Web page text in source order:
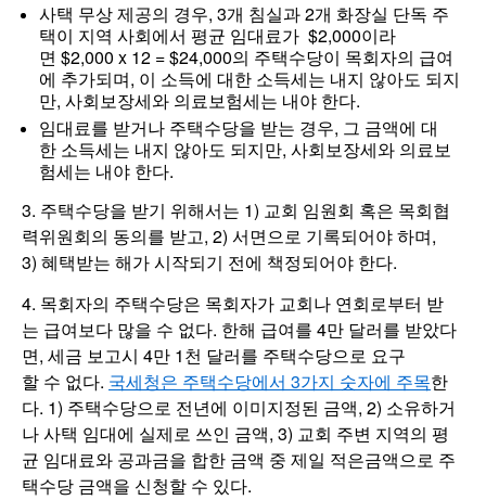
사택 무상 제공의 경우, 3개 침실과 2개 화장실 단독 주
택이 지역 사회에서 평균 임대료가 $2,000이라
면 $2,000 x 12 = $24,000의 주택수당이 목회자의 급여
에 추가되며, 이 소득에 대한 소득세는 내지 않아도 되지
만, 사회보장세와 의료보험세는 내야 한다.
임대료를 받거나 주택수당을 받는 경우, 그 금액에 대
한 소득세는 내지 않아도 되지만, 사회보장세와 의료보
험세는 내야 한다.
3. 주택수당을 받기 위해서는 1) 교회 임원회 혹은 목회협
력위원회의 동의를 받고, 2) 서면으로 기록되어야 하며,
3) 혜택받는 해가 시작되기 전에 책정되어야 한다.
4. 목회자의 주택수당은 목회자가 교회나 연회로부터 받
는 급여보다 많을 수 없다. 한해 급여를 4만 달러를 받았다
면, 세금 보고시 4만 1천 달러를 주택수당으로 요구
할 수 없다. 국세청은 주택수당에서 3가지 숫자에 주목한
다. 1) 주택수당으로 전년에 이미지정된 금액, 2) 소유하거
나 사택 임대에 실제로 쓰인 금액, 3) 교회 주변 지역의 평
균 임대료와 공과금을 합한 금액 중 제일 적은금액으로 주
택수당 금액을 신청할 수 있다.